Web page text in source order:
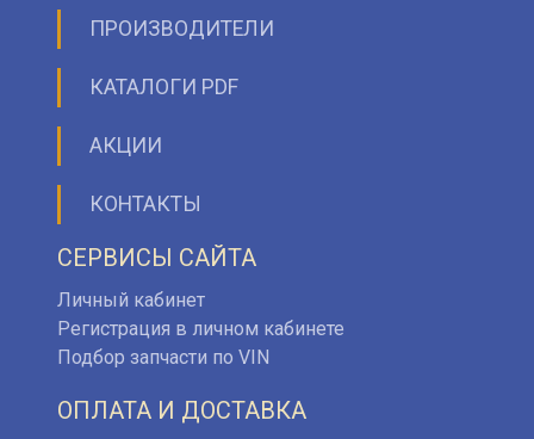
ПРОИЗВОДИТЕЛИ
КАТАЛОГИ PDF
АКЦИИ
КОНТАКТЫ
СЕРВИСЫ САЙТА
Личный кабинет
Регистрация в личном кабинете
Подбор запчасти по VIN
ОПЛАТА И ДОСТАВКА